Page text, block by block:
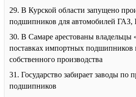
29. В Курской области запущено
подшипников для автомобилей
30. В Самаре арестованы владельцы
поставках импортных
собственного производства
31. Государство забирает заводы по
подшипников